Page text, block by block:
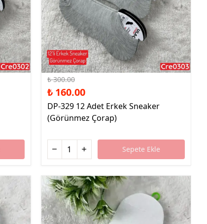
%47 İndirim
₺ 300.00
₺ 160.00
DP-329 12 Adet Erkek Sneaker
(Görünmez Çorap)
Sepete Ekle